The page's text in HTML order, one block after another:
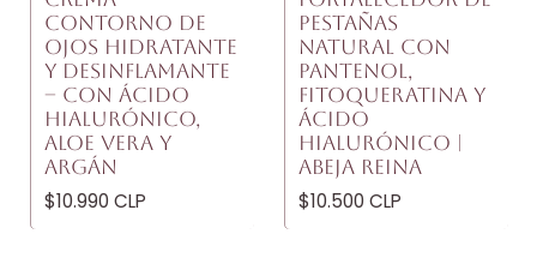
CONTORNO DE
OJOS HIDRATANTE
Y DESINFLAMANTE
– CON ÁCIDO
HIALURÓNICO,
ALOE VERA Y
ARGÁN
$10.990 CLP
PESTAÑAS
NATURAL CON
PANTENOL,
FITOQUERATINA Y
ÁCIDO
HIALURÓNICO |
ABEJA REINA
$10.500 CLP